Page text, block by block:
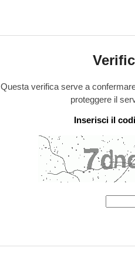
Questa verifica serve a
proteggere il
Inserisci il